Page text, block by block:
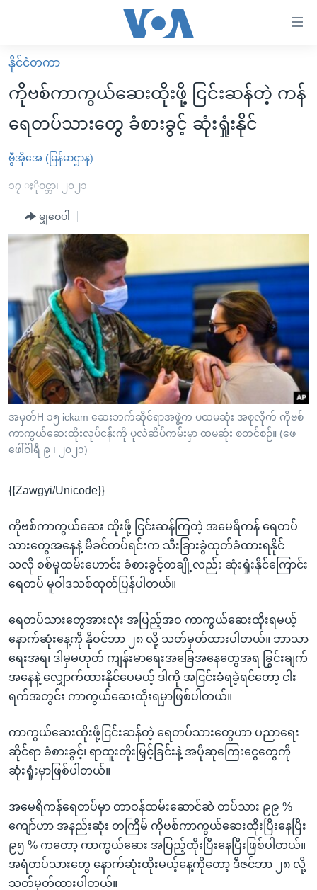
လွယ်ကူ
စေ
Link
များ
ပင်မ
ကျော်
ပင်မ
အ
ညွန်း
စာမျက်နှာ
သို့
ကျော်
ကြည့်
ရန်
ရှာဖွေ
နေရာ
ကျော်
ရန်
မူလစာမျက်နှာ
မြန်မာ
ကမ္ဘာ့သတင်းများ
နိုင်ငံတကာ
အစ္စရေး-ပါလက်စတိုင်း
ဗွီဒီယို
အင်္ဂလိပ်စာလေ့လာမယ်
အမေရိကန်သုံးအီဒီယံ
မကြေးမုံရဲ့ အင်္ဂလိပ်စာ
ရုပ်ရှင်ထဲက အင်္ဂလိပ်စာ
သုတပဒေသာ အင်္ဂလိပ်စာ
အပတ်စဉ်ကဏ္ဍများ
တီဗွီ
ရေဒီယိုနှင့်ရုပ်သံ အချက်အလက်များ
ရေဒီယို/တီဗွီအစီအစဉ်
Learning English
ဗွီအိုအေ လူမှုကွန်ယက်များ
ဘာသာစကားများ
နိုင်ငံတကာ
ကိုဗစ်ကာကွယ်ဆေးထိုးဖို့ ငြင်းဆန်တဲ့ ကန်
ရေတပ်သားတွေ ခံစားခွင့် ဆုံးရှုံးနိုင်
ဗွီအိုအေ (မြန်မာဌာန)
၁၇ ႏိုဝင္ဘာ၊ ၂၀၂၁
မျှဝေပါ
အမှတ်H ၁၅ ickam ဆေးဘက်ဆိုင်ရာအဖွဲ့က ပထမဆုံး အစုလိုက် ကိုဗစ်
ကာကွယ်ဆေးထိုးလုပ်ငန်းကို ပုလဲဆိပ်ကမ်းမှာ ထမဆုံး စတင်စဉ်။ (ဖေ
ဖေါ်ဝါရီ ၉ ၊ ၂၀၂၁)
{{Zawgyi/Unicode}}
ကိုဗစ်ကာကွယ်ဆေး ထိုးဖို့ ငြင်းဆန်ကြတဲ့ အမေရိကန် ရေတပ်
သားတွေအနေနဲ့ မိခင်တပ်ရင်းက သီးခြားခွဲထုတ်ခံထားရနိုင်
သလို စစ်မှုထမ်းဟောင်း ခံစားခွင့်တချို့လည်း ဆုံးရှုံးနိုင်ကြောင်း
ရေတပ် မူဝါဒသစ်ထုတ်ပြန်ပါတယ်။
ရေတပ်သားတွေအားလုံး အပြည့်အဝ ကာကွယ်ဆေးထိုးရမယ့်
နောက်ဆုံးနေ့ကို နိုဝင်ဘာ ၂၈ လို့ သတ်မှတ်ထားပါတယ်။ ဘာသာ
ရေးအရ၊ ဒါမှမဟုတ် ကျန်းမာရေးအခြေအနေတွေအရ ခြွင်းချက်
အနေနဲ့ လျှောက်ထားနိုင်ပေမယ့် ဒါကို အငြင်းခံရခဲ့ရင်တော့ ငါး
ရက်အတွင်း ကာကွယ်ဆေးထိုးရမှာဖြစ်ပါတယ်။
ကာကွယ်ဆေးထိုးဖို့ငြင်းဆန်တဲ့ ရေတပ်သားတွေဟာ ပညာရေး
ဆိုင်ရာ ခံစားခွင့်၊ ရာထူးတိုးမြှင့်ခြင်းနဲ့ အပိုဆုကြေးငွေတွေကို
ဆုံးရှုံးမှာဖြစ်ပါတယ်။
အမေရိကန်ရေတပ်မှာ တာဝန်ထမ်းဆောင်ဆဲ တပ်သား ၉၉ %
ကျော်ဟာ အနည်းဆုံး တကြိမ် ကိုဗစ်ကာကွယ်ဆေးထိုးပြီးနေပြီး
၉၅ % ကတော့ ကာကွယ်ဆေး အပြည့်ထိုးပြီးနေပြီးဖြစ်ပါတယ်။
အရံတပ်သားတွေ နောက်ဆုံးထိုးမယ့်နေ့ကိုတော့ ဒီဇင်ဘာ ၂၈ လို့
သတ်မှတ်ထားပါတယ်။